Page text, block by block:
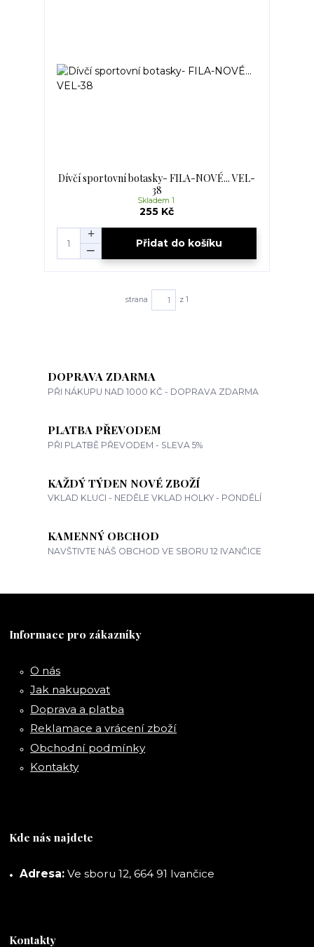
Dívčí sportovní botasky- FILA-NOVÉ... VEL-
38
255 Kč
Skladem 1
Přidat do košíku
strana z 1
DOPRAVA ZDARMA
PŘI NÁKUPU NAD 1000 KČ - DOPRAVA ZDARMA
PLATBA PŘEVODEM
PŘI PLATBĚ PŘEVODEM - SLEVA 5%
KAŽDÝ TÝDEN NOVÉ ZBOŽÍ
VKLAD KLUCI - NEDĚLE VKLAD HOLKY - PONDĚLÍ
KAMENNÝ OBCHOD
NAVŠTIVTE NÁŠ OBCHOD VE SBORU 12 IVANČICE
Informace pro zákazníky
O nás
Jak nakupovat
Doprava a platba
Reklamace a vrácení zboží
Obchodní podmínky
Kontakty
Kde nás najdete
Adresa: Ve sboru 12, 664 91 Ivančice
Kontakty